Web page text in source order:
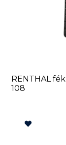
RENTHAL
108